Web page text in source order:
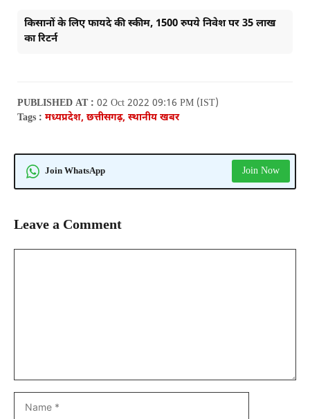
किसानों के लिए फायदे की स्कीम, 1500 रुपये निवेश पर 35 लाख
का रिटर्न
PUBLISHED AT : 02 Oct 2022 09:16 PM (IST)
Tags : मध्यप्रदेश, छत्तीसगढ़, स्थानीय खबर
Join WhatsApp Join Now
Leave a Comment